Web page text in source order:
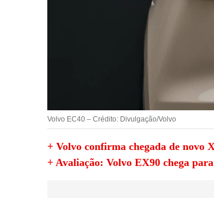
Volvo EC40 – Crédito: Divulgação/Volvo
+ Volvo confirma chegada de novo
+ Avaliação: Volvo EX90 chega